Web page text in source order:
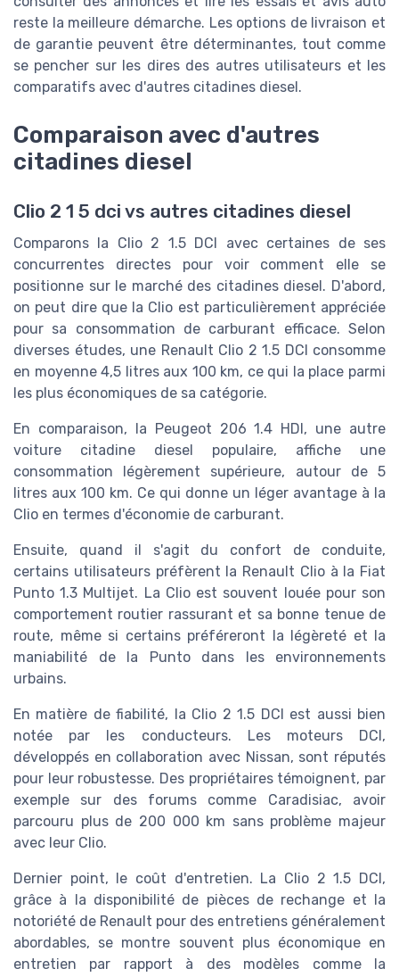
reste la meilleure démarche. Les options de livraison et
de garantie peuvent être déterminantes, tout comme
se pencher sur les dires des autres utilisateurs et les
comparatifs avec d'autres citadines diesel.
Comparaison avec d'autres
citadines diesel
Clio 2 1 5 dci vs autres citadines diesel
Comparons la Clio 2 1.5 DCI avec certaines de ses
concurrentes directes pour voir comment elle se
positionne sur le marché des citadines diesel. D'abord,
on peut dire que la Clio est particulièrement appréciée
pour sa consommation de carburant efficace. Selon
diverses études, une Renault Clio 2 1.5 DCI consomme
en moyenne 4,5 litres aux 100 km, ce qui la place parmi
les plus économiques de sa catégorie.
En comparaison, la Peugeot 206 1.4 HDI, une autre
voiture citadine diesel populaire, affiche une
consommation légèrement supérieure, autour de 5
litres aux 100 km. Ce qui donne un léger avantage à la
Clio en termes d'économie de carburant.
Ensuite, quand il s'agit du confort de conduite,
certains utilisateurs préfèrent la Renault Clio à la Fiat
Punto 1.3 Multijet. La Clio est souvent louée pour son
comportement routier rassurant et sa bonne tenue de
route, même si certains préféreront la légèreté et la
maniabilité de la Punto dans les environnements
urbains.
En matière de fiabilité, la Clio 2 1.5 DCI est aussi bien
notée par les conducteurs. Les moteurs DCI,
développés en collaboration avec Nissan, sont réputés
pour leur robustesse. Des propriétaires témoignent, par
exemple sur des forums comme Caradisiac, avoir
parcouru plus de 200 000 km sans problème majeur
avec leur Clio.
Dernier point, le coût d'entretien. La Clio 2 1.5 DCI,
grâce à la disponibilité de pièces de rechange et la
notoriété de Renault pour des entretiens généralement
abordables, se montre souvent plus économique en
entretien par rapport à des modèles comme la